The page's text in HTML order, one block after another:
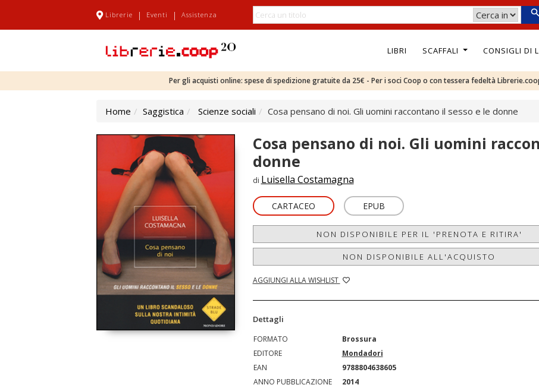
Librerie | Eventi | Assistenza
LIBRI SCAFFALI CONSIGLI DI
Per gli acquisti online: spese di spedizione gratuite da 25€ - Per i soci Coop o con tessera fedeltà
Home Saggistica Scienze sociali Cosa pensano di noi. Gli uomini raccontano il sesso e le donne
Cosa pensano di noi. Gli uomini
donne
di Luisella Costamagna
CARTACEO EPUB
NON DISPONIBILE PER IL 'PRENOTA E RITIRA'
NON DISPONIBILE ALL'ACQUISTO
AGGIUNGI ALLA WISHLIST
Dettagli
FORMATO
Brossura
EDITORE
Mondadori
EAN
9788804638605
ANNO PUBBLICAZIONE
2014